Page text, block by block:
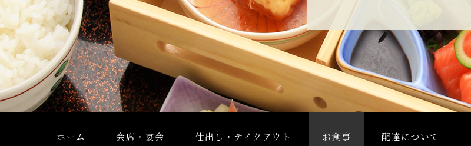
ホーム 会席・宴会 仕出し・テイクアウト お食事 配達について